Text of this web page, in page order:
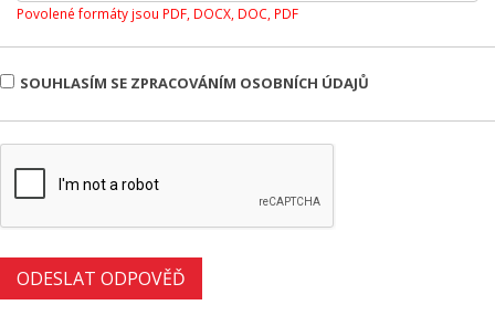
Povolené formáty jsou PDF, DOCX, DOC, PDF
SOUHLASÍM SE ZPRACOVÁNÍM OSOBNÍCH ÚDAJŮ